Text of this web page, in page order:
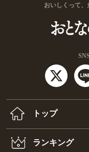
おいしくって
トップ
ランキング